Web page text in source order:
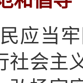
应当
社会主